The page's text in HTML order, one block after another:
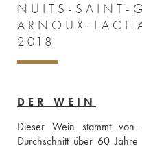
NUITS-SAINT-
ARNOUX-
2018
DER WEIN
Dieser Wein stammt
Durchschnitt über 60